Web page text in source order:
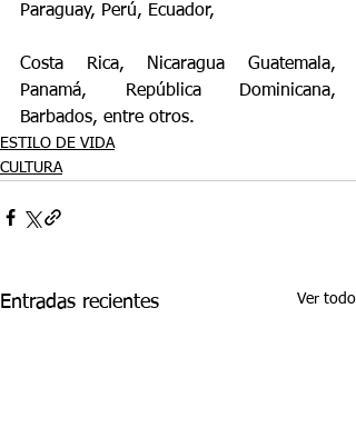
Paraguay, Perú, Ecuador,
Costa Rica, Nicaragua Guatemala,
Panamá, República Dominicana,
Barbados, entre otros.
ESTILO DE VIDA
CULTURA
Entradas recientes Ver todo